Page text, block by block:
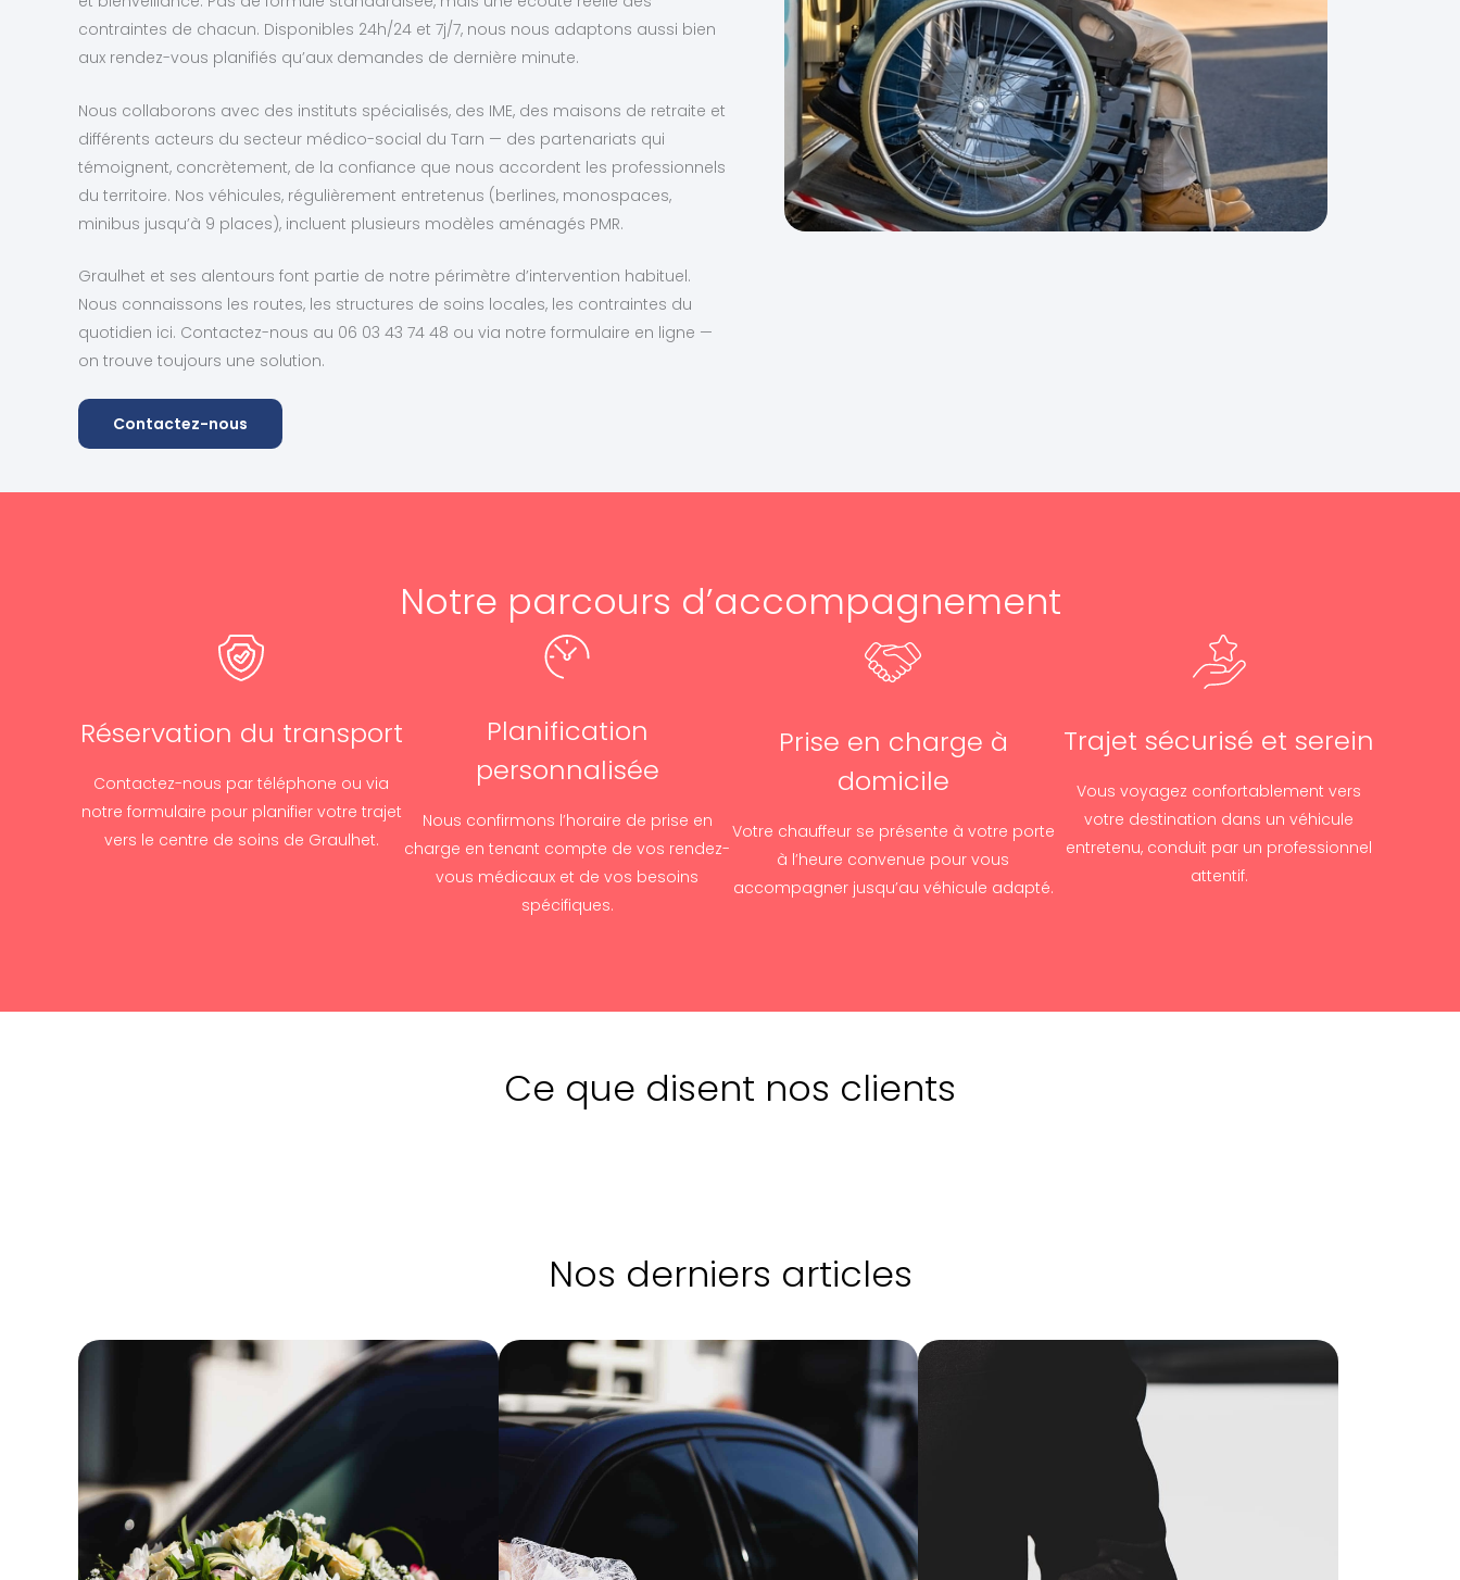
contraintes de chacun. Disponibles 24h/24 et 7j/7, nous nous adaptons aussi bien
aux rendez-vous planifiés qu’aux demandes de dernière minute.
Nous collaborons avec des instituts spécialisés, des IME, des maisons de retraite et
différents acteurs du secteur médico-social du Tarn — des partenariats qui
témoignent, concrètement, de la confiance que nous accordent les professionnels
du territoire. Nos véhicules, régulièrement entretenus (berlines, monospaces,
minibus jusqu’à 9 places), incluent plusieurs modèles aménagés PMR.
Graulhet et ses alentours font partie de notre périmètre d’intervention habituel.
Nous connaissons les routes, les structures de soins locales, les contraintes du
quotidien ici. Contactez-nous au 06 03 43 74 48 ou via notre formulaire en ligne —
on trouve toujours une solution.
Contactez-nous
Notre parcours d’accompagnement
Réservation du transport
Contactez-nous par téléphone ou via
notre formulaire pour planifier votre trajet
vers le centre de soins de Graulhet.
Planification
personnalisée
Nous confirmons l’horaire de prise en
charge en tenant compte de vos rendez-
vous médicaux et de vos besoins
spécifiques.
Prise en charge à
domicile
Votre chauffeur se présente à votre porte
à l’heure convenue pour vous
accompagner jusqu’au véhicule adapté.
Trajet sécurisé et serein
Vous voyagez confortablement vers
votre destination dans un véhicule
entretenu, conduit par un professionnel
attentif.
Ce que disent nos clients
Nos derniers articles